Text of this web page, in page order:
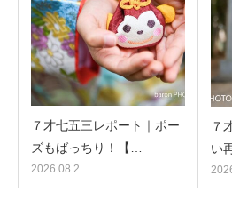
７才七五三レポート｜ポー
ズもばっちり！【…
2026.08.2
７
い